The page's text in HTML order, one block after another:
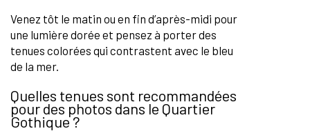
Venez tôt le matin ou en fin d’après-midi pour
une lumière dorée et pensez à porter des
tenues colorées qui contrastent avec le bleu
de la mer.
Quelles tenues sont recommandées
pour des photos dans le Quartier
Gothique ?